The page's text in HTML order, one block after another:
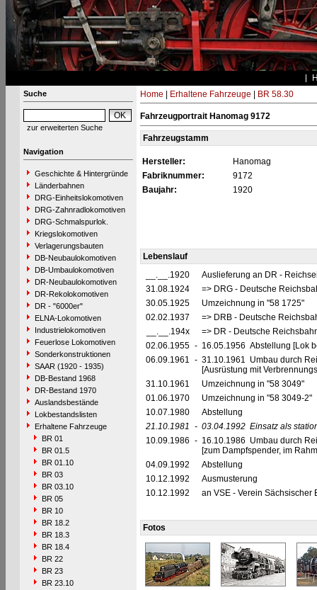
Suche
zur erweiterten Suche
Navigation
Geschichte & Hintergründe
Länderbahnen
DRG-Einheitslokomotiven
DRG-Zahnradlokomotiven
DRG-Schmalspurlok.
Kriegslokomotiven
Verlagerungsbauten
DB-Neubaulokomotiven
DB-Umbaulokomotiven
DR-Neubaulokomotiven
DR-Rekolokomotiven
DR - "6000er"
ELNA-Lokomotiven
Industrielokomotiven
Feuerlose Lokomotiven
Sonderkonstruktionen
SAAR (1920 - 1935)
DB-Bestand 1968
DR-Bestand 1970
Auslandsbestände
Lokbestandslisten
Erhaltene Fahrzeuge
BR 01
BR 01.5
BR 01.10
BR 03
BR 03.10
BR 05
BR 10
BR 18.2
BR 18.3
BR 18.4
BR 22
BR 23
BR 23.10
Home Erhaltene Fahrzeuge BR 58.30
Fahrzeugportrait Hanomag 9172
Fahrzeugstamm
Hersteller:
Hanomag
Fabriknummer:
9172
Baujahr:
1920
Lebenslauf
__.__.1920
Auslieferung an DR -
31.08.1924
=> DRG - Deutsche
30.05.1925
Umzeichnung in "58 1725"
02.02.1937
=> DRB - Deutsche
__.__.194x
=> DR - Deutsche
02.06.1955 - 16.05.1956 Abstellung [Lok
06.09.1961 - 31.10.1961 Umbau durch
[Ausrüstung mit
31.10.1961
Umzeichnung in "58 3049"
01.06.1970
Umzeichnung in "58 3049-2"
10.07.1980
Abstellung
21.10.1981 - 03.04.1992 Einsatz als
10.09.1986 - 16.10.1986 Umbau durch
[zum Dampfspender, im
04.09.1992
Abstellung
10.12.1992
Ausmusterung
10.12.1992
an VSE - Verein
Fotos